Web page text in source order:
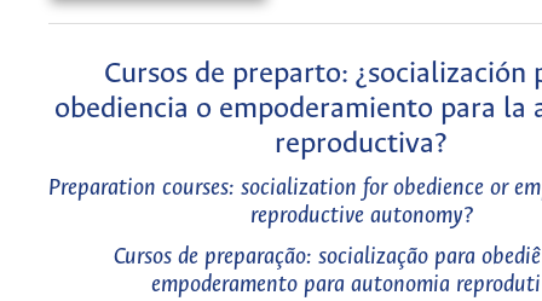
Cursos de preparto: ¿socialización
obediencia o empoderamiento para la
reproductiva?
Preparation courses: socialization for obedience or
reproductive autonomy?
Cursos de preparação: socialização para
empoderamento para autonomia